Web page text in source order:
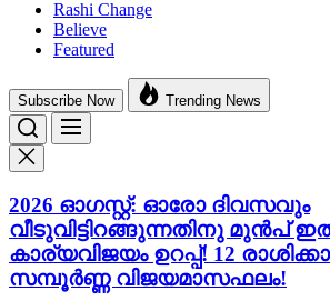
Rashi Change
Believe
Featured
Subscribe Now Trending News
2026 ഓഗസ്റ്റ്: ഓരോ ദിവസവും
വീടുവിട്ടിറങ്ങുന്നതിനു മുൻപ്
കാര്യവിജയം ഉറപ്പ്! 12
സമ്പൂർണ്ണ വിജയമാസഫലം!